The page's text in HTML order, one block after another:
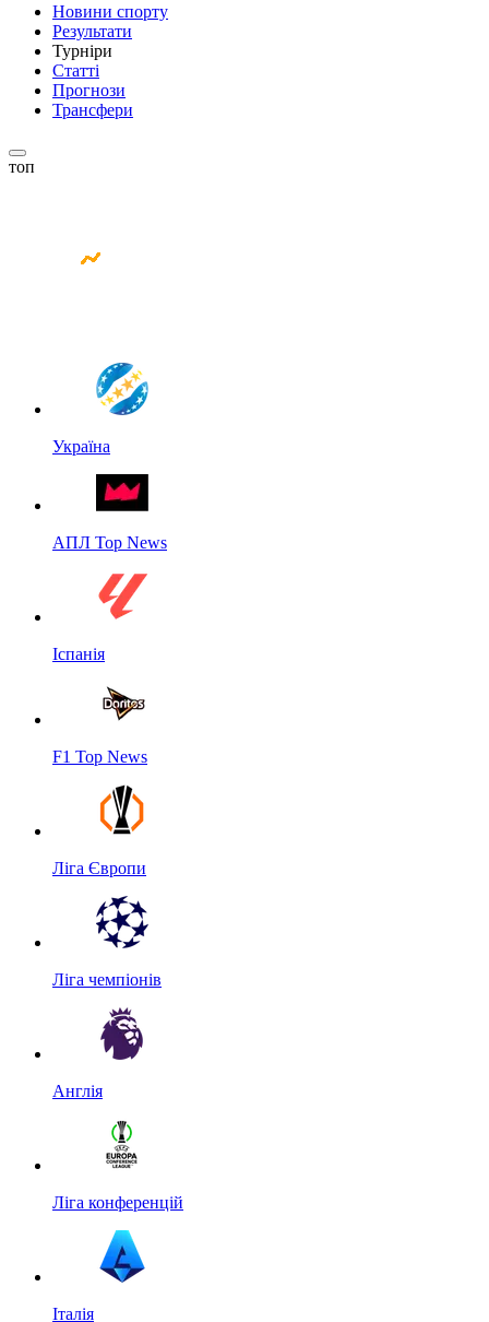
Новини спорту
Результати
Турніри
Статті
Прогнози
Трансфери
топ
Україна
АПЛ Top News
Іспанія
F1 Top News
Ліга Європи
Ліга чемпіонів
Англія
Ліга конференцій
Італія